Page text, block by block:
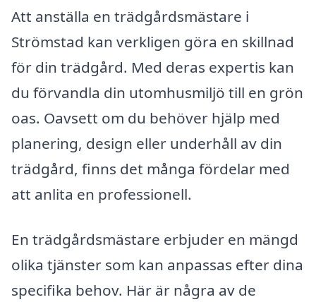
Att anställa en trädgårdsmästare i
Strömstad kan verkligen göra en skillnad
för din trädgård. Med deras expertis kan
du förvandla din utomhusmiljö till en grön
oas. Oavsett om du behöver hjälp med
planering, design eller underhåll av din
trädgård, finns det många fördelar med
att anlita en professionell.
En trädgårdsmästare erbjuder en mängd
olika tjänster som kan anpassas efter dina
specifika behov. Här är några av de